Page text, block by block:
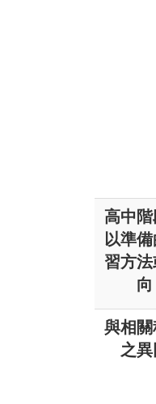
高中
以準
習方
向
與相
之異